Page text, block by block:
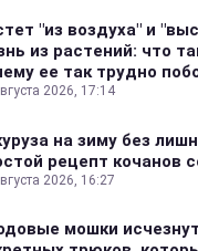
"из воздуха" и
из растений: что
ее так трудно
2026, 17:14
на зиму без
рецепт кочанов
2026, 16:27
мошки